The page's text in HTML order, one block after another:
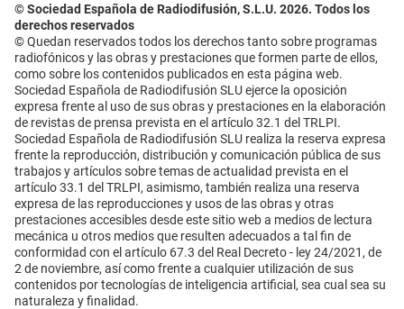
© Sociedad Española de Radiodifusión, S.L.U. 2026. Todos los
derechos reservados
© Quedan reservados todos los derechos tanto sobre programas
radiofónicos y las obras y prestaciones que formen parte de ellos,
como sobre los contenidos publicados en esta página web.
Sociedad Española de Radiodifusión SLU ejerce la oposición
expresa frente al uso de sus obras y prestaciones en la elaboración
de revistas de prensa prevista en el artículo 32.1 del TRLPI.
Sociedad Española de Radiodifusión SLU realiza la reserva expresa
frente la reproducción, distribución y comunicación pública de sus
trabajos y artículos sobre temas de actualidad prevista en el
artículo 33.1 del TRLPI, asimismo, también realiza una reserva
expresa de las reproducciones y usos de las obras y otras
prestaciones accesibles desde este sitio web a medios de lectura
mecánica u otros medios que resulten adecuados a tal fin de
conformidad con el artículo 67.3 del Real Decreto - ley 24/2021, de
2 de noviembre, así como frente a cualquier utilización de sus
contenidos por tecnologías de inteligencia artificial, sea cual sea su
naturaleza y finalidad.